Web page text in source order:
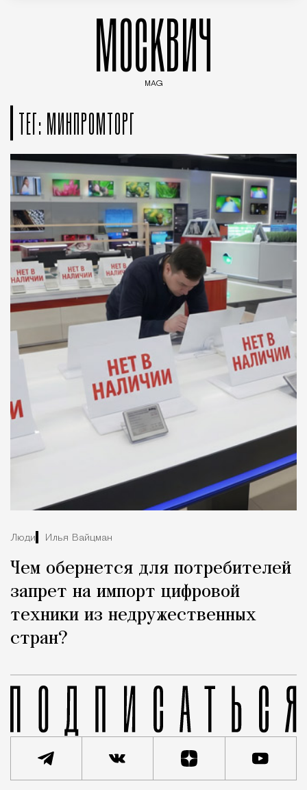
МОСКВИЧ
MAG
ТЕГ: МИНПРОМТОРГ
Люди Илья Вайцман
Чем обернется для потребителей
запрет на импорт цифровой
техники из недружественных
стран?